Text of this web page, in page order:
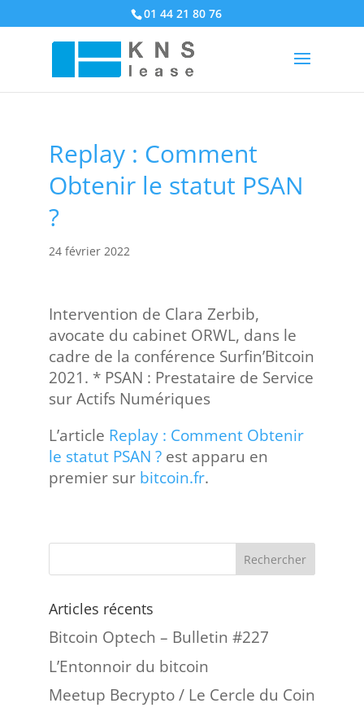
01 44 21 80 76
Replay : Comment
Obtenir le statut PSAN
?
24 février 2022
Intervention de Clara Zerbib,
avocate du cabinet ORWL, dans le
cadre de la conférence Surfin’Bitcoin
2021. * PSAN : Prestataire de Service
sur Actifs Numériques
L’article Replay : Comment Obtenir
le statut PSAN ?est apparu en
premier sur bitcoin.fr.
Articles récents
Bitcoin Optech – Bulletin #227
L’Entonnoir du bitcoin
Meetup Becrypto / Le Cercle du Coin